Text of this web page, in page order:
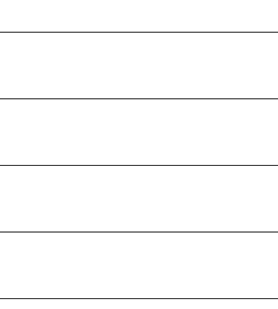
/ JEANS